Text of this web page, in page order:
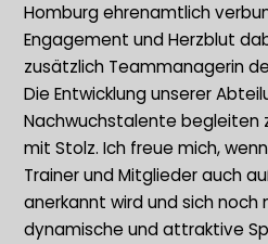
Homburg ehrenamtlich
Engagement und Herzblut
zusätzlich Teammanagerin
Die Entwicklung unserer
Nachwuchstalente begleiten
mit Stolz. Ich freue mich,
Trainer und Mitglieder auch
anerkannt wird und sich noch
dynamische und attraktive